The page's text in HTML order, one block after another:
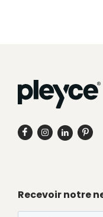
Recevoir notre